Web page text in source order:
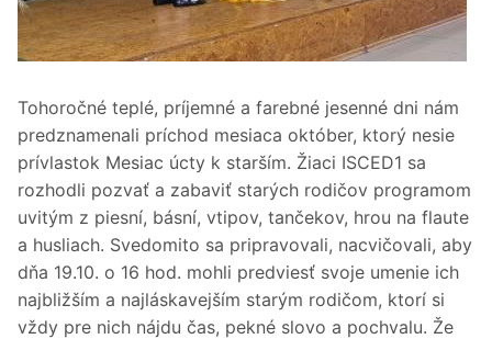
Tohoročné teplé, príjemné a farebné jesenné dni nám
predznamenali príchod mesiaca október, ktorý nesie
prívlastok Mesiac úcty k starším. Žiaci ISCED1 sa
rozhodli pozvať a zabaviť starých rodičov programom
uvitým z piesní, básní, vtipov, tančekov, hrou na flaute
a husliach. Svedomito sa pripravovali, nacvičovali, aby
dňa 19.10. o 16 hod. mohli predviesť svoje umenie ich
najbližším a najláskavejším starým rodičom, ktorí si
vždy pre nich nájdu čas, pekné slovo a pochvalu. Že